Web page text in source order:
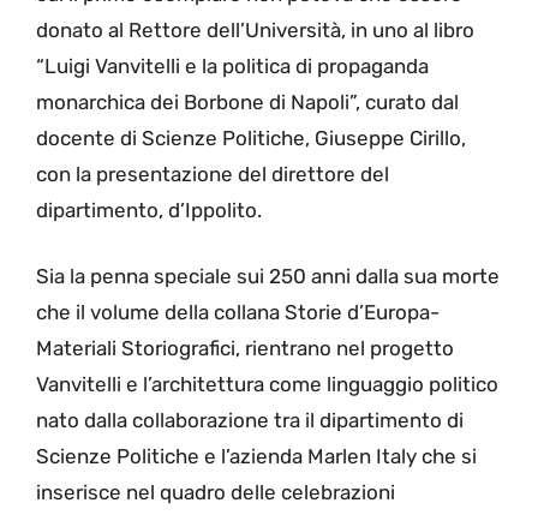
donato al Rettore dell’Università, in uno al libro
“Luigi Vanvitelli e la politica di propaganda
monarchica dei Borbone di Napoli”, curato dal
docente di Scienze Politiche, Giuseppe Cirillo,
con la presentazione del direttore del
dipartimento, d’Ippolito.
Sia la penna speciale sui 250 anni dalla sua morte
che il volume della collana Storie d’Europa-
Materiali Storiografici, rientrano nel progetto
Vanvitelli e l’architettura come linguaggio politico
nato dalla collaborazione tra il dipartimento di
Scienze Politiche e l’azienda Marlen Italy che si
inserisce nel quadro delle celebrazioni